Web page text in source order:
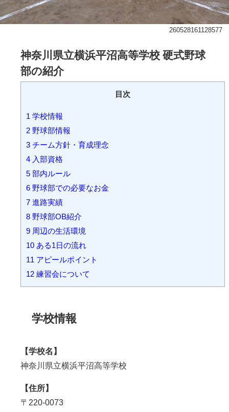
260528161128577
神奈川県立横浜平沼高等学校 硬式野球
部の紹介
目次
1 学校情報
2 野球部情報
3 チーム方針・育成理念
4 入部資格
5 部内ルール
6 野球部での必要なお金
7 進路実績
8 野球部OB紹介
9 周辺の生活環境
10 ある1日の流れ
11 アピールポイント
12 練習会について
学校情報
【学校名】
神奈川県立横浜平沼高等学校
【住所】
〒 220-0073